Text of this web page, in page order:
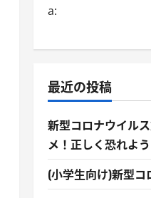
a:
最近の投稿
新型コロナウイル
メ！正しく恐れよ
(小学生向け)新型コ